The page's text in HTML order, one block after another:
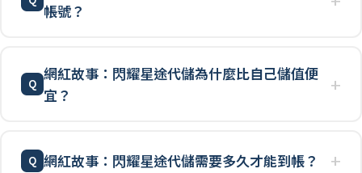
帳號？
網紅故事：閃耀星途代儲為什麼比自己儲值便
宜？
網紅故事：閃耀星途代儲需要多久才能到帳？